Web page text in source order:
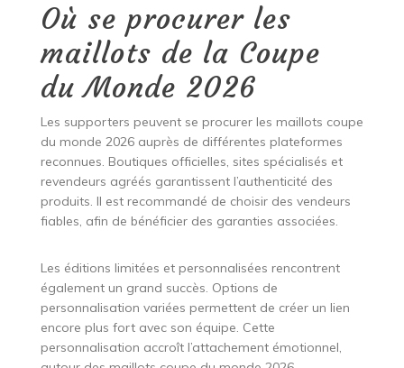
Où se procurer les
maillots de la Coupe
du Monde 2026
Les supporters peuvent se procurer les maillots coupe
du monde 2026 auprès de différentes plateformes
reconnues. Boutiques officielles, sites spécialisés et
revendeurs agréés garantissent l’authenticité des
produits. Il est recommandé de choisir des vendeurs
fiables, afin de bénéficier des garanties associées.
Les éditions limitées et personnalisées rencontrent
également un grand succès. Options de
personnalisation variées permettent de créer un lien
encore plus fort avec son équipe. Cette
personnalisation accroît l’attachement émotionnel,